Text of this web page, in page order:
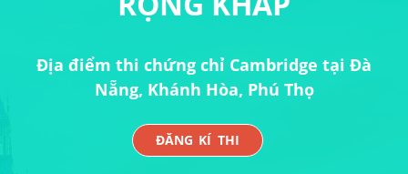
Địa điểm thi chứng chỉ Cambridge tại Đà
Nẵng, Khánh Hòa, Phú Thọ
ĐĂNG KÍ THI